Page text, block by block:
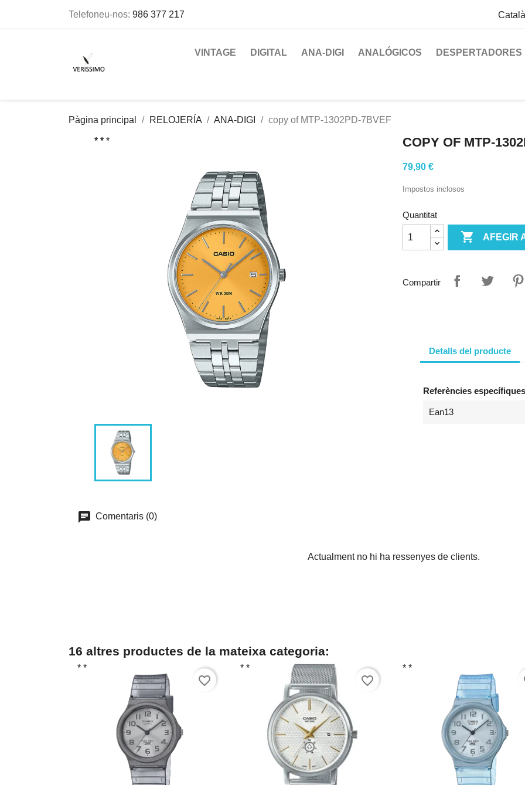
Telefoneu-nos: 986 377 217 Català
VINTAGE DIGITAL ANA-DIGI ANALÓGICOS DESPERTADORES
Pàgina principal RELOJERÍA ANA-DIGI copy of MTP-1302PD-7BVEF
* *
* * * COPY OF MTP-
79,90 €
Impostos inclosos
Quantitat
 AFEGIR
Compartir
Detalls del producte
Referències específiques
Ean13
Comentaris (0)
Actualment no hi ha ressenyes de clients.
16 altres productes de la mateixa categoria:
* *
favorite_border
* *
favorite_border
* *